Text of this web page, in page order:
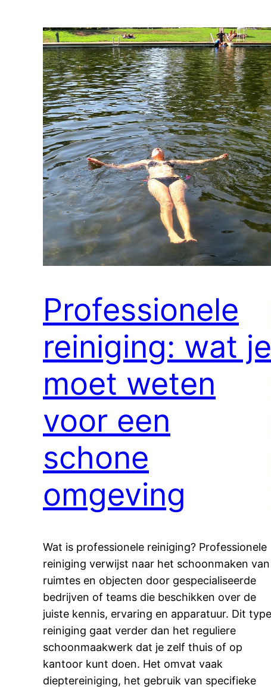
Professionele
reiniging: wat je
moet weten
voor een
schone
omgeving
Wat is professionele reiniging? Professionele
reiniging verwijst naar het schoonmaken van
ruimtes en objecten door gespecialiseerde
bedrijven of teams die beschikken over de
juiste kennis, ervaring en apparatuur. Dit type
reiniging gaat verder dan het reguliere
schoonmaakwerk dat je zelf thuis of op
kantoor kunt doen. Het omvat vaak
dieptereiniging, het gebruik van specifieke